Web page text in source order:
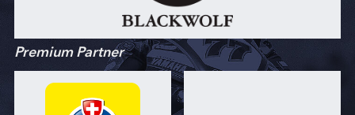
Premium Partner